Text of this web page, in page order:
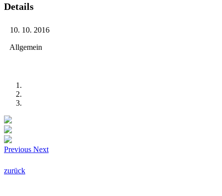
Details
10. 10. 2016
Allgemein
Previous Next
zurück